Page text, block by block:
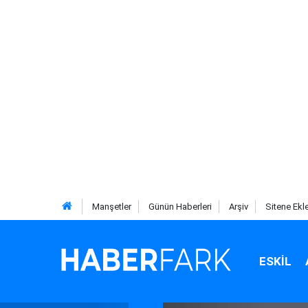
Manşetler Günün Haberleri Arşiv Sitene
ESKIL